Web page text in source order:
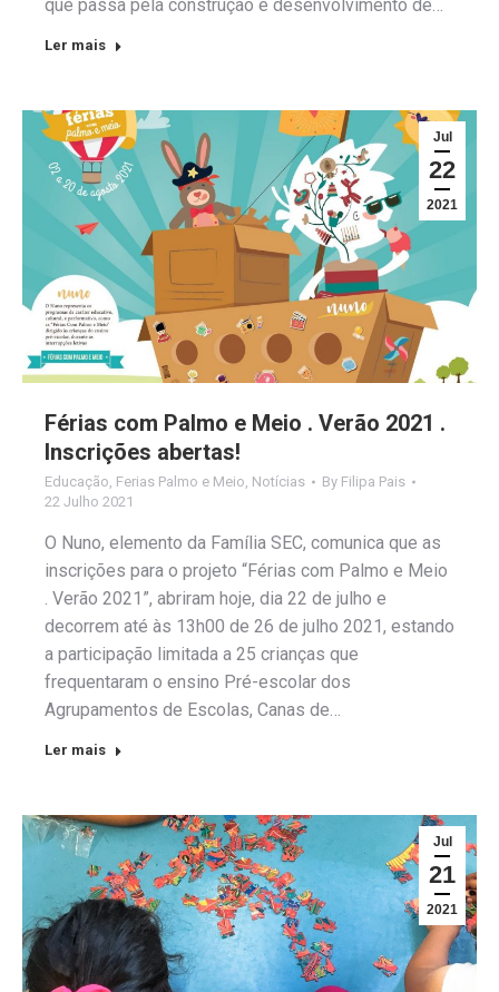
que passa pela construção e desenvolvimento de…
Ler mais
Jul
22
2021
Férias com Palmo e Meio . Verão 2021 .
Inscrições abertas!
Educação Ferias Palmo e Meio Notícias By Filipa Pais
22 Julho 2021
O Nuno, elemento da Família SEC, comunica que as
inscrições para o projeto “Férias com Palmo e Meio
. Verão 2021”, abriram hoje, dia 22 de julho e
decorrem até às 13h00 de 26 de julho 2021, estando
a participação limitada a 25 crianças que
frequentaram o ensino Pré-escolar dos
Agrupamentos de Escolas, Canas de…
Ler mais
Jul
21
2021